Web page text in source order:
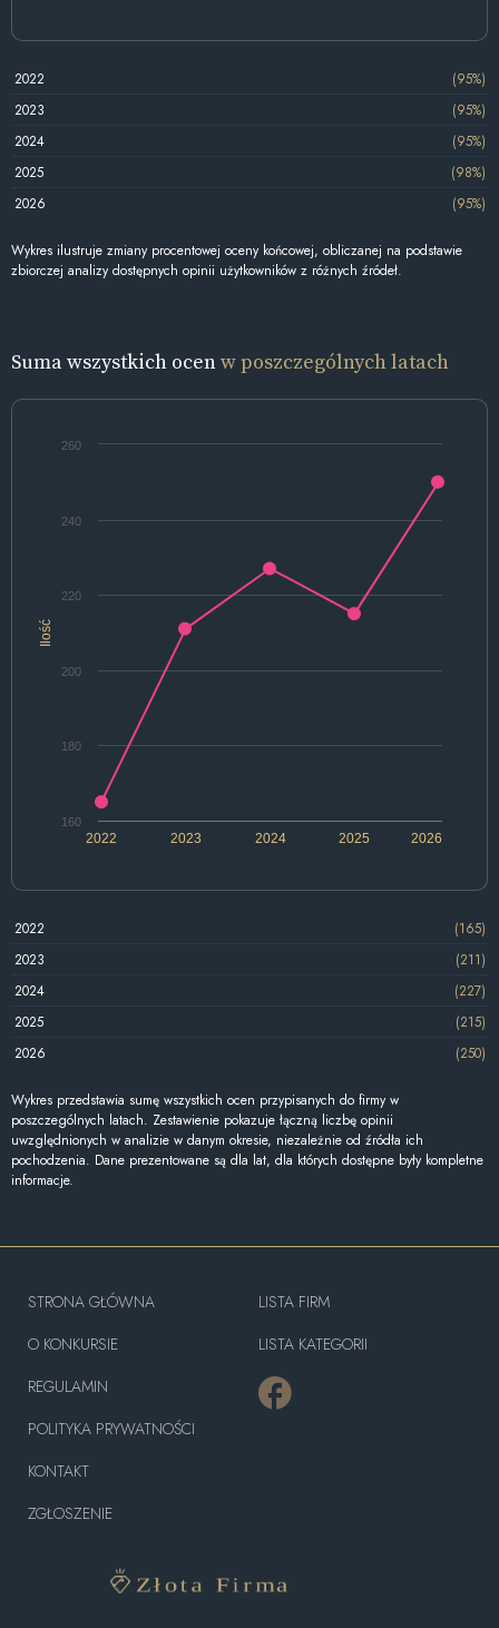
2022
(95%)
2023
(95%)
2024
(95%)
2025
(98%)
2026
(95%)
Wykres ilustruje zmiany procentowej oceny końcowej, obliczanej na podstawie
zbiorczej analizy dostępnych opinii użytkowników z różnych źródeł.
Suma wszystkich ocenw poszczególnych latach
Ilość
2022 2024 2026
2023 2025
160
180
200
220
240
260
2022
(165)
2023
(211)
2024
(227)
2025
(215)
2026
(250)
Wykres przedstawia sumę wszystkich ocen przypisanych do firmy w
poszczególnych latach. Zestawienie pokazuje łączną liczbę opinii
uwzględnionych w analizie w danym okresie, niezależnie od źródła ich
pochodzenia. Dane prezentowane są dla lat, dla których dostępne były kompletne
informacje.
STRONA GŁÓWNA
O KONKURSIE
REGULAMIN
POLITYKA PRYWATNOŚCI
KONTAKT
ZGŁOSZENIE
LISTA FIRM
LISTA KATEGORII